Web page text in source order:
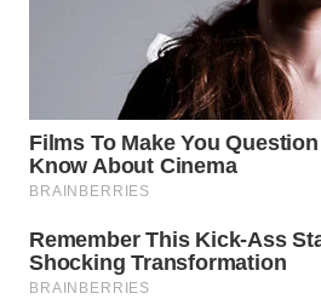
SUMEDANG
WN
CIANJUR
WN
KEPULAUAN
SERIBU